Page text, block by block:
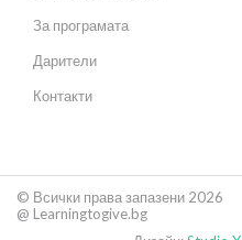
За програмата
Дарители
Контакти
© Всички права запазени 2026
@ Learningtogive.bg